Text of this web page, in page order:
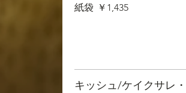
紙袋 ￥1,435
キッシュ/ケイクサレ